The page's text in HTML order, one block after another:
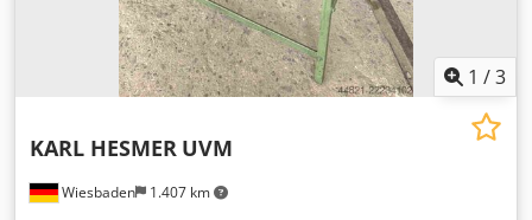
1 /3
Wiesbaden 1.407 km
KARL HESMER UVM